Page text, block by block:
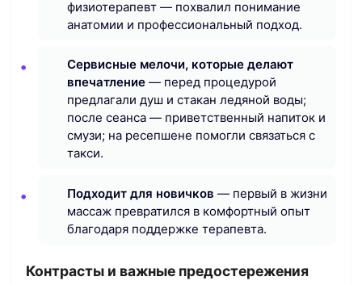
физиотерапевт — похвалил понимание
анатомии и профессиональный подход.
Сервисные мелочи, которые делают
впечатление — перед процедурой
предлагали душ и стакан ледяной воды;
после сеанса — приветственный напиток и
смузи; на ресепшене помогли связаться с
такси.
Подходит для новичков — первый в жизни
массаж превратился в комфортный опыт
благодаря поддержке терапевта.
Контрасты и важные предостережения